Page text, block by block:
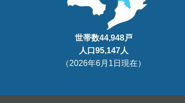
世帯数44,948戸
人口95,147人
（2026年6月1日現在）